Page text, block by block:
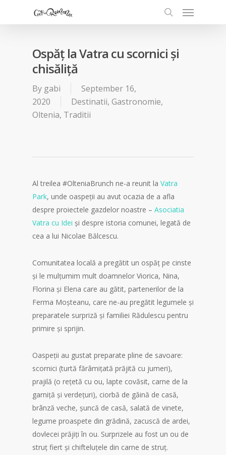
Ospăț la Vatra cu scornici și
chisăliță
By gabi
September 16,
2020
Destinatii, Gastronomie,
Oltenia, Traditii
Al treilea #OlteniaBrunch ne-a reunit la Vatra
Park, unde oaspeții au avut ocazia de a afla
despre proiectele gazdelor noastre – Asociatia
Vatra cu Idei și despre istoria comunei, legată de
cea a lui Nicolae Bălcescu.
Comunitatea locală a pregătit un ospăț pe cinste
și le mulțumim mult doamnelor Viorica, Nina,
Florina și Elena care au gătit, partenerilor de la
Ferma Moșteanu, care ne-au pregătit legumele și
preparatele surpriză și familiei Rădulescu pentru
primire și sprijin.
Oaspeții au gustat preparate pline de savoare:
scornici (turtă fărâmițată prăjită cu jumeri),
prajilă (o rețetă cu ou, lapte covăsit, carne de la
garniță și verdețuri), ciorbă de găină de casă,
brânză veche, șuncă de casă, salată de vinete,
legume proaspete din grădină, zacuscă de ardei,
dovlecei prăjiți în ou. Surprizele au fost un ou de
struț fiert și chifteluțele din carne de struț.